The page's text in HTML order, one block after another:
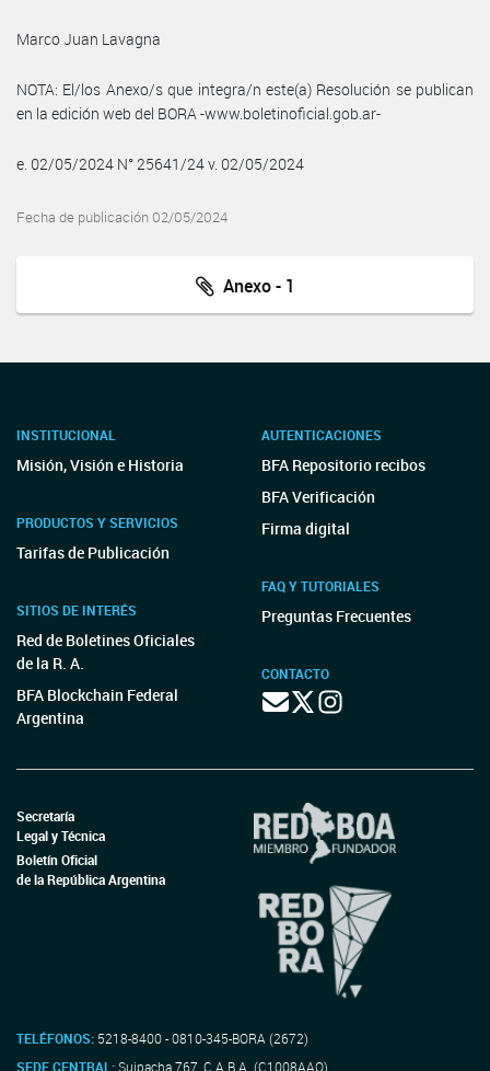
Marco Juan Lavagna
NOTA: El/los Anexo/s que integra/n este(a) Resolución se publican
en la edición web del BORA -www.boletinoficial.gob.ar-
e. 02/05/2024 N° 25641/24 v. 02/05/2024
Fecha de publicación 02/05/2024
Anexo - 1
INSTITUCIONAL
Misión, Visión e Historia
PRODUCTOS Y SERVICIOS
Tarifas de Publicación
SITIOS DE INTERÉS
Red de Boletines Oficiales
de la R. A.
BFA Blockchain Federal
Argentina
AUTENTICACIONES
BFA Repositorio recibos
BFA Verificación
Firma digital
FAQ Y TUTORIALES
Preguntas Frecuentes
CONTACTO
Secretaría
Legal y Técnica
Boletín Oficial
de la República Argentina
TELÉFONOS: 5218-8400 - 0810-345-BORA (2672)
SEDE CENTRAL:Suipacha 767, C.A.B.A. (C1008AAO)